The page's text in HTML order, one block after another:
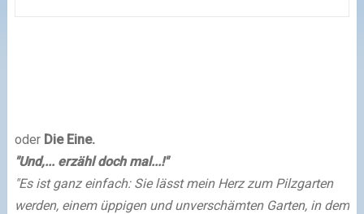
oder Die Eine.
"Und,... erzähl doch mal...!"
"Es ist ganz einfach: Sie lässt mein Herz zum Pilzgarten
werden, einem üppigen und unverschämten Garten, in dem